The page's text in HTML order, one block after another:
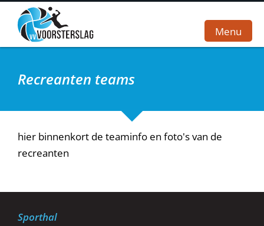
Home
Vereniging
Teams
Wedstrijden
Menu
Recreanten teams
hier binnenkort de teaminfo en foto's van de
recreanten
Sporthal